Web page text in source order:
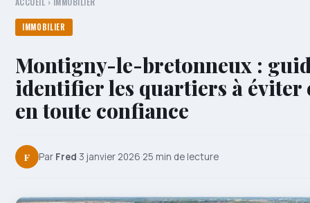
IMMOBILIER
Montigny-le-bretonneux :
identifier les quartiers à éviter
en toute confiance
F Par Fred·3 janvier 2026·25 min de lecture